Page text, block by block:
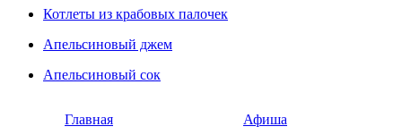
Котлеты из крабовых палочек
Апельсиновый джем
Апельсиновый сок
Главная
Афиша